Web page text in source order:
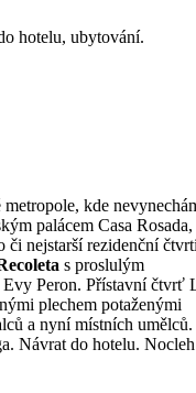
hotelu, ubytování.
kde
palácem Casa Rosada,
či nejstarší rezidenční
s proslulým
Peron. Přístavní čtvrť
plechem potaženými
a nyní místních umělců.
Návrat do hotelu.